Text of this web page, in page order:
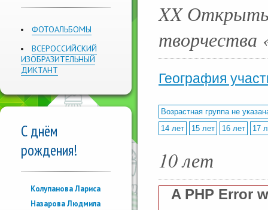
ФОТОАЛЬБОМЫ
ВСЕРОССИЙСКИЙ
ИЗОБРАЗИТЕЛЬНЫЙ
ДИКТАНТ
С днём
рождения!
Колупанова Лариса
Назарова Людмила
XX
География
Возрастная группа не
14 лет
15 лет 16 лет 17
10 лет
A PHP Error